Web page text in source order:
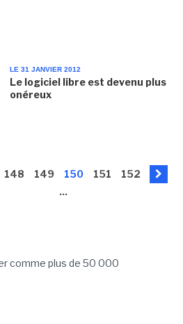
LE 31 JANVIER 2012
Le logiciel libre est devenu plus
onéreux
148 149 150 151
152
...
comme plus de 50 000